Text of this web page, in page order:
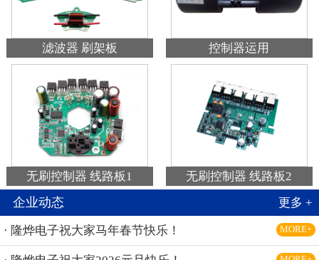
滤波器 刷架板 控制器运用
无刷控制器 线路板1 无刷控制器 线路板2
企业动态 更多 +
· 隆烨电子祝大家马年春节快乐！ MORE+